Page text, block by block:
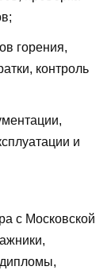
горения,
контроль
и
с Московской